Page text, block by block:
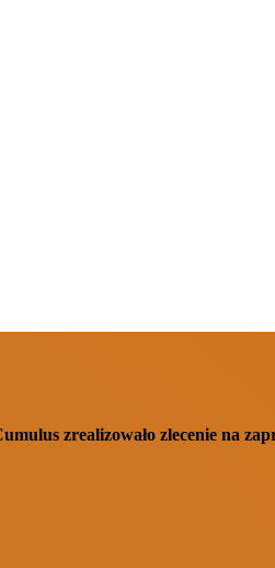
zrealizowało zlecenie na